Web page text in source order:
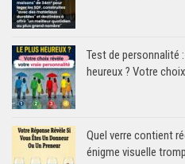
Test de personnalité
heureux ? Votre
Quel verre contient
énigme visuelle